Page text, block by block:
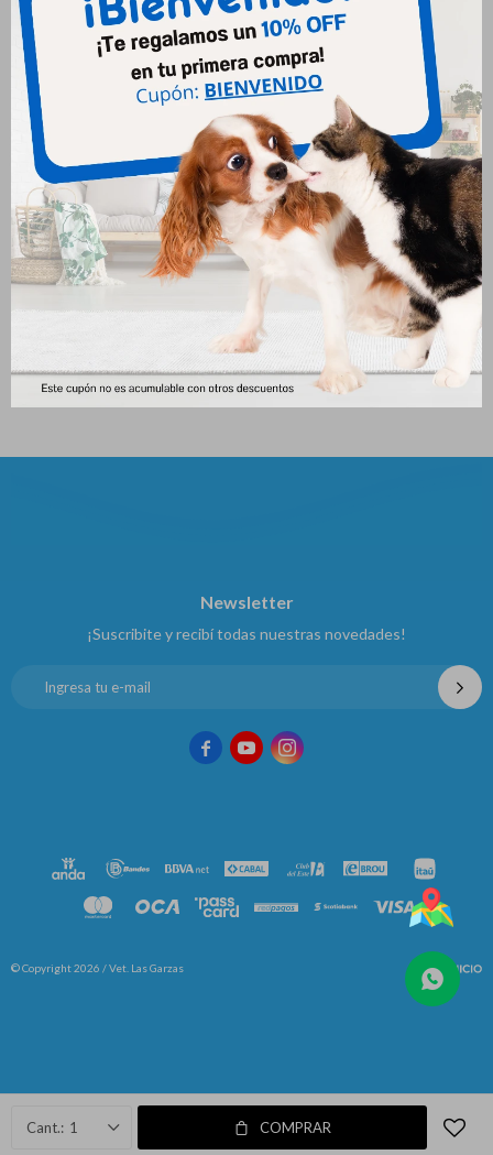
1 COMPRAR
Royal Canin Mini Cachorro 3
Pro Plan Cachorro Perro
Pequeño 7.5kg
2.868
Newsletter
¡Suscribite y recibí todas nuestras novedades!
  
© Copyright 2026 / Vet. Las Garzas
Fenicio